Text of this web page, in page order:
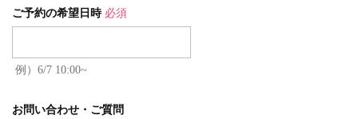
ご予約の希望日時 必須
例）6/7 10:00~
お問い合わせ・ご質問